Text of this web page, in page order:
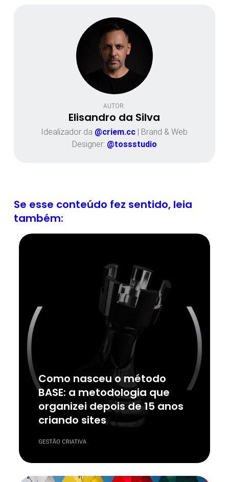
AUTOR:
Elisandro da Silva
Idealizador da @criem.cc | Brand & Web
Designer: @tossstudio
Se esse conteúdo fez sentido, leia
também:
Como nasceu o método
BASE: a metodologia que
organizei depois de 15 anos
criando sites
GESTÃO CRIATIVA